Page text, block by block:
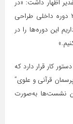
اظهار داشت: «در
شرایط پیش‌آمده و هم‌زمان با جنگ رمضان، ۲۸ دوره داخلی طراحی
این دوره‌ها را در
در دستور کار قرار دارد که
قرآنی و علوی”
نشست‌ها به‌صورت